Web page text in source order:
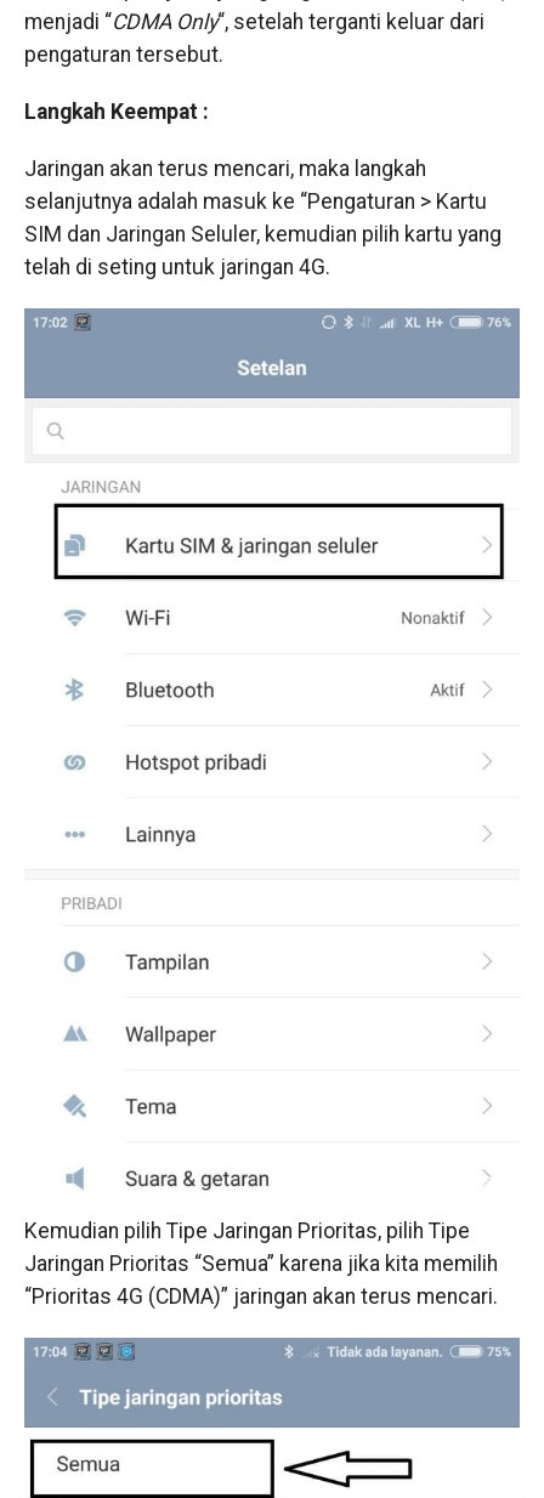
menjadi “CDMA Only“, setelah terganti keluar dari
pengaturan tersebut.
Langkah Keempat :
Jaringan akan terus mencari, maka langkah
selanjutnya adalah masuk ke “Pengaturan > Kartu
SIM dan Jaringan Seluler, kemudian pilih kartu yang
telah di seting untuk jaringan 4G.
Kemudian pilih Tipe Jaringan Prioritas, pilih Tipe
Jaringan Prioritas “Semua” karena jika kita memilih
“Prioritas 4G (CDMA)” jaringan akan terus mencari.